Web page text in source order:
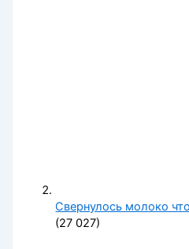
Свернулось молоко
(27 027)